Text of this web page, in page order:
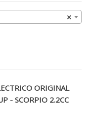
×
ORIGINAL
- SCORPIO 2.2CC